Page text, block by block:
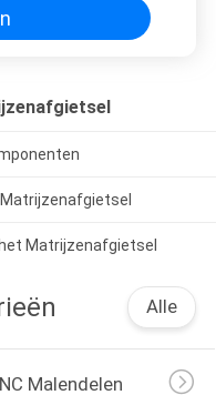
Matrijzenafgietsel
Alle
Malendelen